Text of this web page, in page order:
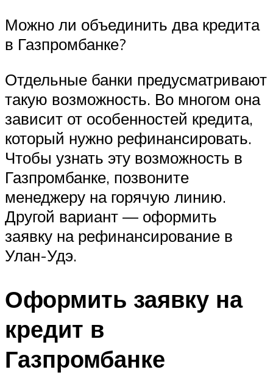
Можно ли объединить два кредита
в Газпромбанке?
Отдельные банки предусматривают
такую возможность. Во многом она
зависит от особенностей кредита,
который нужно рефинансировать.
Чтобы узнать эту возможность в
Газпромбанке, позвоните
менеджеру на горячую линию.
Другой вариант — оформить
заявку на рефинансирование в
Улан-Удэ.
Оформить заявку на
кредит в
Газпромбанке